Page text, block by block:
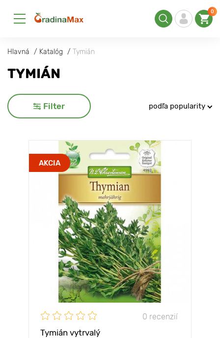
0
Hlavná Katalóg Tymián
TYMIÁN
Filter podľa popularity
AKCIA
0 recenzií
Tymián vytrvalý